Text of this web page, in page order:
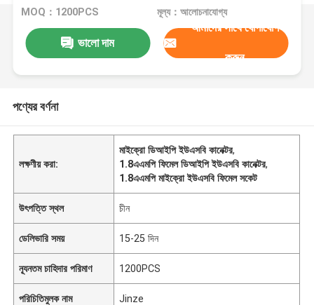
MOQ：1200PCS মূল্য：আলোচনাযোগ্য
ভালো দাম
আমাদের সাথে যোগাযোগ
করুন
পণ্যের বর্ণনা
লক্ষণীয় করা:
মাইক্রো ডিআইপি ইউএসবি কানেক্টর,
1.8এএমপি ফিমেল ডিআইপি ইউএসবি কানেক্টর,
1.8এএমপি মাইক্রো ইউএসবি ফিমেল সকেট
উৎপত্তি স্থল চীন
ডেলিভারি সময় 15-25 দিন
ন্যূনতম চাহিদার পরিমাণ 1200PCS
পরিচিতিমুলক নাম Jinze